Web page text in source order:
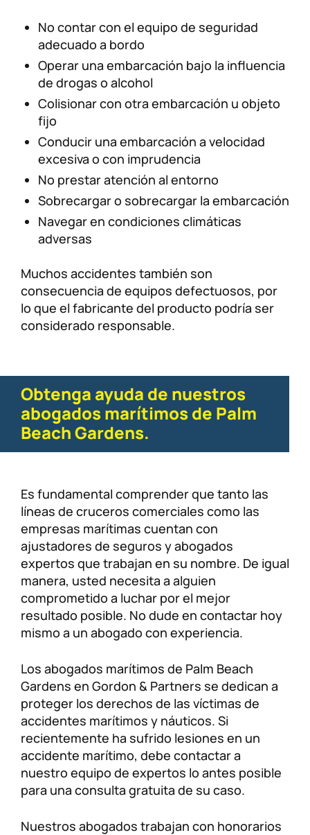
No contar con el equipo de seguridad
adecuado a bordo
Operar una embarcación bajo la influencia
de drogas o alcohol
Colisionar con otra embarcación u objeto
fijo
Conducir una embarcación a velocidad
excesiva o con imprudencia
No prestar atención al entorno
Sobrecargar o sobrecargar la embarcación
Navegar en condiciones climáticas
adversas
Muchos accidentes también son
consecuencia de equipos defectuosos, por
lo que el fabricante del producto podría ser
considerado responsable.
Obtenga ayuda de nuestros
abogados marítimos de Palm
Beach Gardens.
Es fundamental comprender que tanto las
líneas de cruceros comerciales como las
empresas marítimas cuentan con
ajustadores de seguros y abogados
expertos que trabajan en su nombre. De igual
manera, usted necesita a alguien
comprometido a luchar por el mejor
resultado posible. No dude en contactar hoy
mismo a un abogado con experiencia.
Los abogados marítimos de Palm Beach
Gardens en Gordon & Partners se dedican a
proteger los derechos de las víctimas de
accidentes marítimos y náuticos. Si
recientemente ha sufrido lesiones en un
accidente marítimo, debe contactar a
nuestro equipo de expertos lo antes posible
para una consulta gratuita de su caso.
Nuestros abogados trabajan con honorarios